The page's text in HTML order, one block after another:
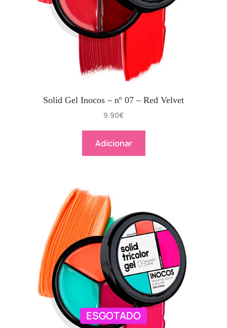
Solid Gel Inocos – nº 07 – Red Velvet
9.90€
Adicionar
ESGOTADO